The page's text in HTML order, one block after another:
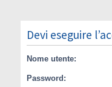
Devi eseguire
Nome utente:
Password: